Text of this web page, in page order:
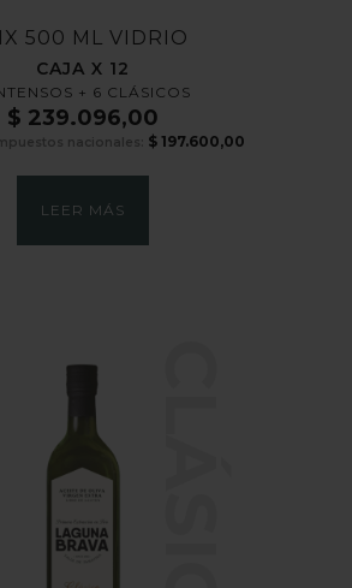
500 ML VIDRIO
CAJA X 12
+ 6 CLÁSICOS
$ 239.096,00
nacionales: $197.600,00
LEER MÁS